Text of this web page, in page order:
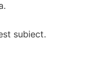
subiect.